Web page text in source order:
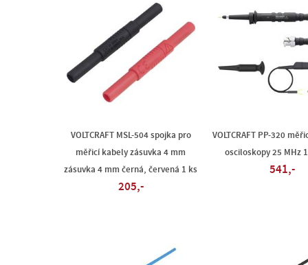
VOLTCRAFT MSL-504 spojka pro
měřicí kabely zásuvka 4 mm
zásuvka 4 mm černá, červená 1 ks
205,-
VOLTCRAFT PP-320
osciloskopy 25 MHz
541,-